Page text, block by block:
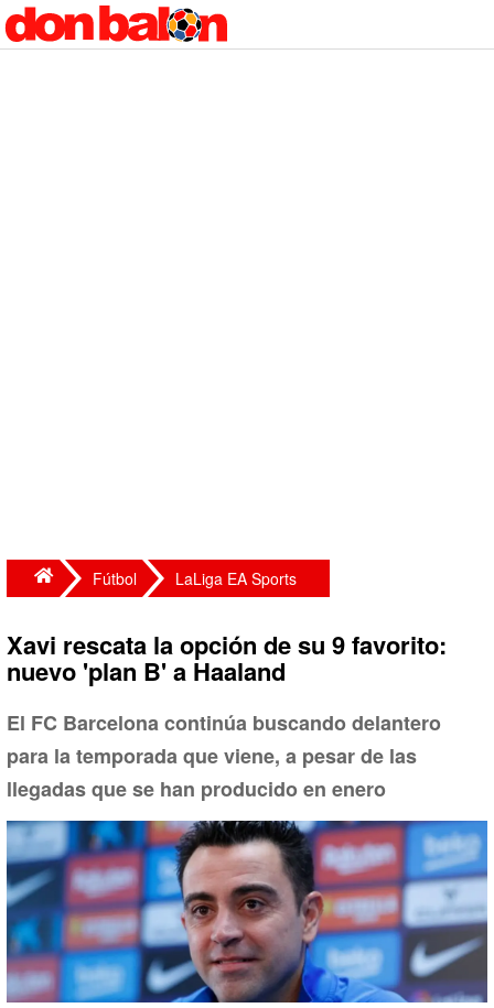
Fútbol LaLiga EA Sports
Xavi rescata la opción de su 9 favorito:
nuevo 'plan B' a Haaland
El FC Barcelona continúa buscando delantero
para la temporada que viene, a pesar de las
llegadas que se han producido en enero